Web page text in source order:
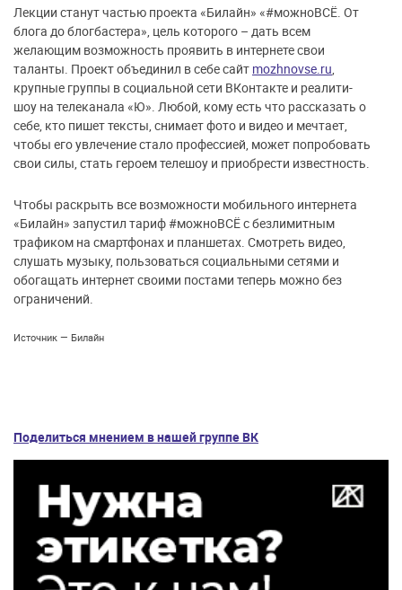
Лекции станут частью проекта «Билайн» «#можноВСЁ. От
блога до блогбастера», цель которого – дать всем
желающим возможность проявить в интернете свои
таланты. Проект объединил в себе сайт mozhnovse.ru,
крупные группы в социальной сети ВКонтакте и реалити-
шоу на телеканала «Ю». Любой, кому есть что рассказать о
себе, кто пишет тексты, снимает фото и видео и мечтает,
чтобы его увлечение стало профессией, может попробовать
свои силы, стать героем телешоу и приобрести известность.
Чтобы раскрыть все возможности мобильного интернета
«Билайн» запустил тариф #можноВСЁ с безлимитным
трафиком на смартфонах и планшетах. Смотреть видео,
слушать музыку, пользоваться социальными сетями и
обогащать интернет своими постами теперь можно без
ограничений.
Источник — Билайн
Поделиться мнением в нашей группе ВК